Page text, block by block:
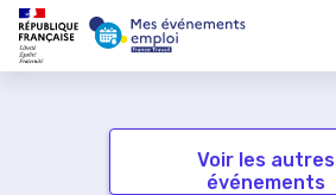
Voir les autres
événements